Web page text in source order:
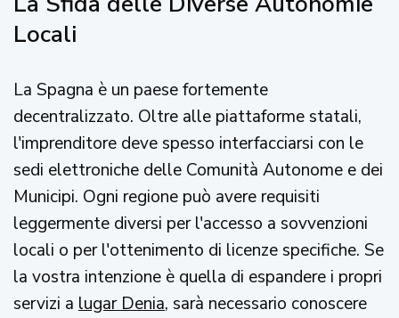
Locali
La Spagna è un paese fortemente
decentralizzato. Oltre alle piattaforme statali,
l'imprenditore deve spesso interfacciarsi con le
sedi elettroniche delle Comunità Autonome e dei
Municipi. Ogni regione può avere requisiti
leggermente diversi per l'accesso a sovvenzioni
locali o per l'ottenimento di licenze specifiche. Se
la vostra intenzione è quella di espandere i propri
servizi a lugar Denia, sarà necessario conoscere